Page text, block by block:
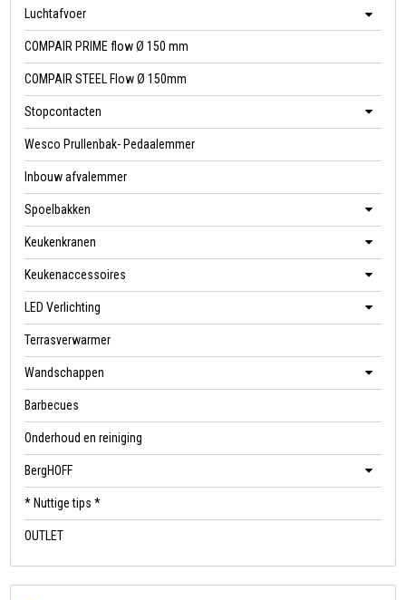
Luchtafvoer
COMPAIR PRIME flow Ø 150 mm
COMPAIR STEEL Flow Ø 150mm
Stopcontacten
Wesco Prullenbak- Pedaalemmer
Inbouw afvalemmer
Spoelbakken
Keukenkranen
Keukenaccessoires
LED Verlichting
Terrasverwarmer
Wandschappen
Barbecues
Onderhoud en reiniging
BergHOFF
* Nuttige tips *
OUTLET